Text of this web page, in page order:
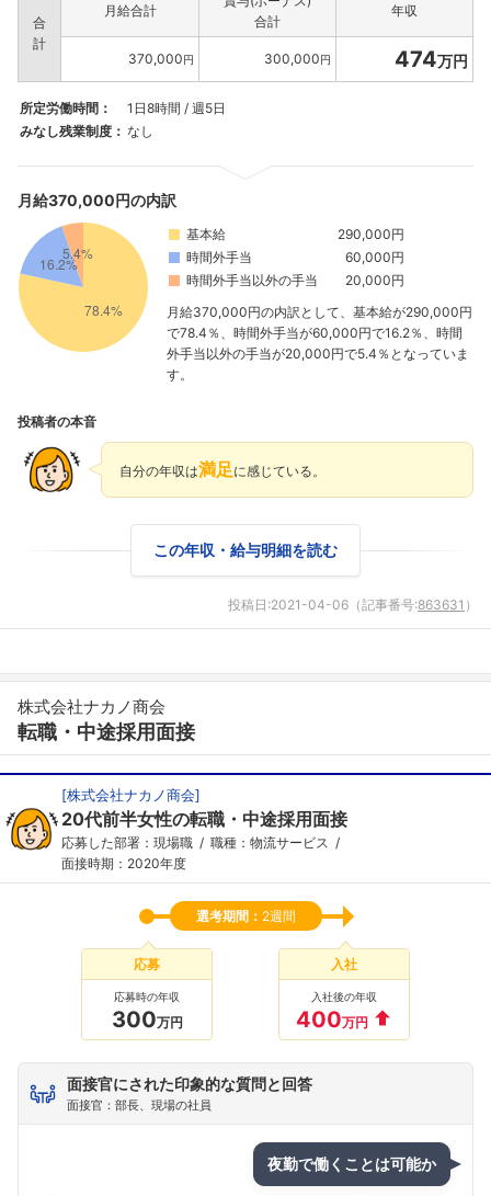
合
計
月給合計
合計
年収
370,000円 300,000円 474万円
所定労働時間：
1日8時間 / 週5日
みなし残業制度： なし
月給370,000円の内訳
基本給
290,000円
時間外手当
60,000円
時間外手当以外の手当
20,000円
月給370,000円の内訳として、基本給が290,000円
で78.4％、時間外手当が60,000円で16.2％、時間
外手当以外の手当が20,000円で5.4％となっていま
す。
投稿者の本音
自分の年収は満足 に感じている。
この年収・給与明細を読む
投稿日:2021-04-06 （記事番号:863631 ）
株式会社ナカノ商会
転職・中途採用面接
[株式会社ナカノ商会]
20代前半女性の転職・中途採用面接
応募した部署：現場職
職種：物流サービス
面接時期：2020年度
選考期間： 2週間
応募
応募時の年収
300万円
入社
入社後の年収
400万円
面接官にされた印象的な質問と回答
面接官：部長、現場の社員
夜勤で働くことは可能か